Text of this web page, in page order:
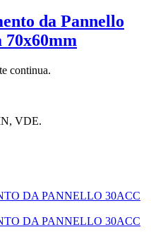
da Pannello
70x60mm
continua.
VDE.